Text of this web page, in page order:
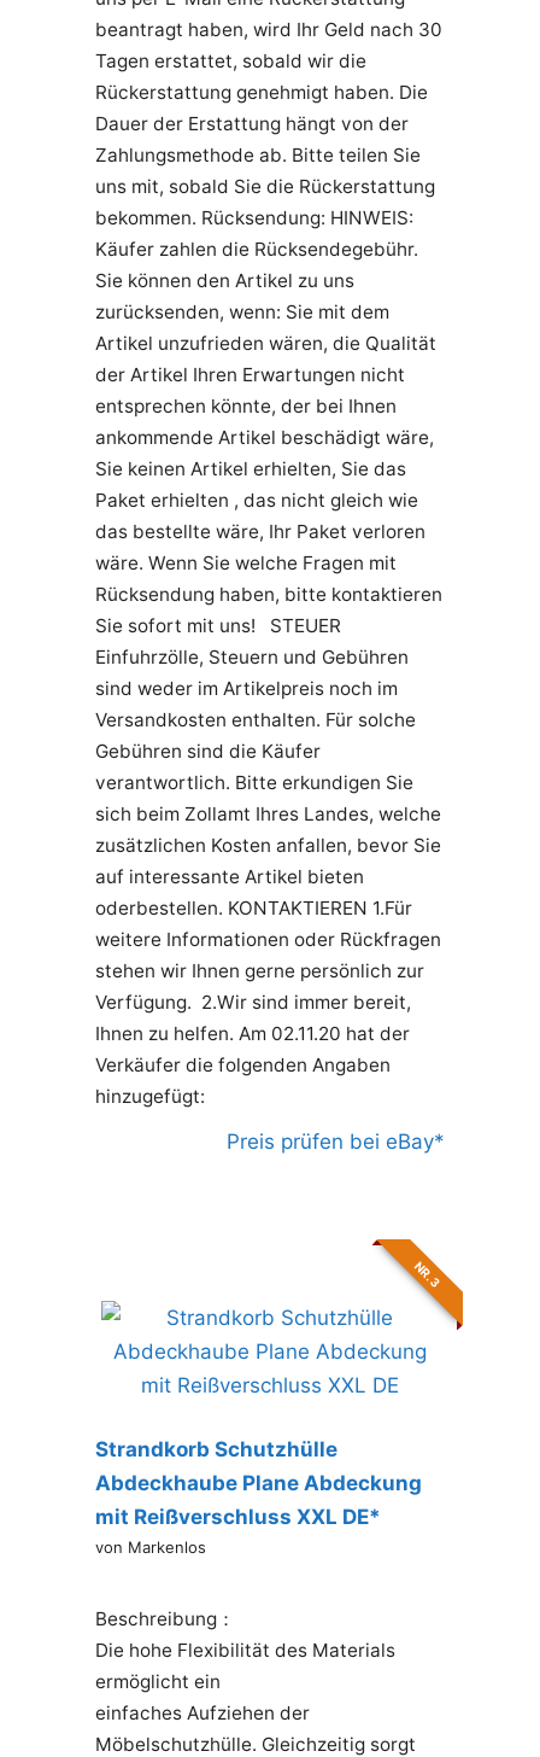
beantragt haben, wird Ihr Geld nach 30
Tagen erstattet, sobald wir die
Rückerstattung genehmigt haben. Die
Dauer der Erstattung hängt von der
Zahlungsmethode ab. Bitte teilen Sie
uns mit, sobald Sie die Rückerstattung
bekommen. Rücksendung: HINWEIS:
Käufer zahlen die Rücksendegebühr.
Sie können den Artikel zu uns
zurücksenden, wenn: Sie mit dem
Artikel unzufrieden wären, die Qualität
der Artikel Ihren Erwartungen nicht
entsprechen könnte, der bei Ihnen
ankommende Artikel beschädigt wäre,
Sie keinen Artikel erhielten, Sie das
Paket erhielten , das nicht gleich wie
das bestellte wäre, Ihr Paket verloren
wäre. Wenn Sie welche Fragen mit
Rücksendung haben, bitte kontaktieren
Sie sofort mit uns! STEUER
Einfuhrzölle, Steuern und Gebühren
sind weder im Artikelpreis noch im
Versandkosten enthalten. Für solche
Gebühren sind die Käufer
verantwortlich. Bitte erkundigen Sie
sich beim Zollamt Ihres Landes, welche
zusätzlichen Kosten anfallen, bevor Sie
auf interessante Artikel bieten
oderbestellen. KONTAKTIEREN 1.Für
weitere Informationen oder Rückfragen
stehen wir Ihnen gerne persönlich zur
Verfügung. 2.Wir sind immer bereit,
Ihnen zu helfen. Am 02.11.20 hat der
Verkäufer die folgenden Angaben
hinzugefügt:
Preis prüfen bei eBay*
NR. 3
Strandkorb Schutzhülle
Abdeckhaube Plane Abdeckung
mit Reißverschluss XXL DE*
von Markenlos
Beschreibung：
Die hohe Flexibilität des Materials
ermöglicht ein
einfaches Aufziehen der
Möbelschutzhülle. Gleichzeitig sorgt